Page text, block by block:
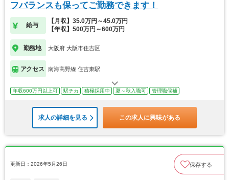
フバランスも保ってご勤務できます！
給与
【月収】35.0万円～45.0万円
【年収】500万円～600万円
勤務地 大阪府 大阪市住吉区
アクセス 南海高野線 住吉東駅
年収600万円以上可 駅チカ 積極採用中 夏～秋入職可 管理職候補
求人の詳細を見る この求人に興味がある
更新日：2026年5月26日 保存する